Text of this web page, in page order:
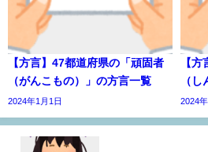
【方言】47都道府県の「頑固者
（がんこもの）」の方言一覧
2024年1月1日
【
（
2024